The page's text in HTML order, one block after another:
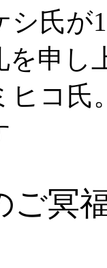
シ氏が
を申し
ヒコ氏
ご冥